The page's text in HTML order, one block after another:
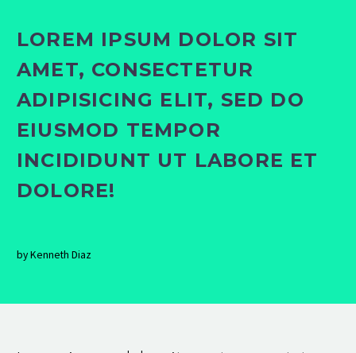
LOREM IPSUM DOLOR SIT
AMET, CONSECTETUR
ADIPISICING ELIT, SED DO
EIUSMOD TEMPOR
INCIDIDUNT UT LABORE ET
DOLORE!
by Kenneth Diaz